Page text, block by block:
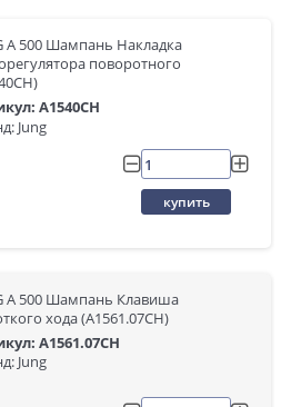
A 500 Шампань Накладка
поворотного
A1540CH
Jung
купить
A 500 Шампань Клавиша
хода (A1561.07CH)
A1561.07CH
Jung